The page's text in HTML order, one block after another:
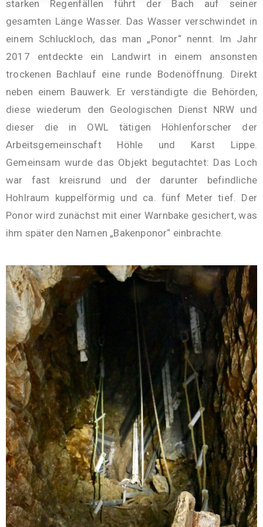
starken Regenfällen führt der Bach auf seiner
gesamten Länge Wasser. Das Wasser verschwindet in
einem Schluckloch, das man „Ponor“ nennt. Im Jahr
2017 entdeckte ein Landwirt in einem ansonsten
trockenen Bachlauf eine runde Bodenöffnung. Direkt
neben einem Bauwerk. Er verständigte die Behörden,
diese wiederum den Geologischen Dienst NRW und
dieser die in OWL tätigen Höhlenforscher der
Arbeitsgemeinschaft Höhle und Karst Lippe.
Gemeinsam wurde das Objekt begutachtet: Das Loch
war fast kreisrund und der darunter befindliche
Hohlraum kuppelförmig und ca. fünf Meter tief. Der
Ponor wird zunächst mit einer Warnbake gesichert, was
ihm später den Namen „Bakenponor“ einbrachte.